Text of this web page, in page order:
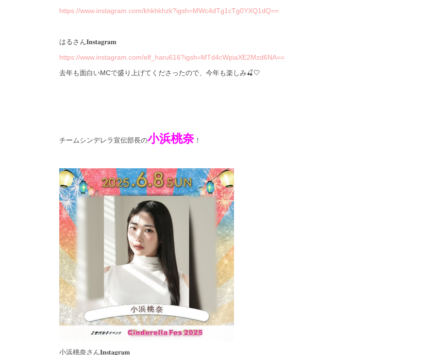
https://www.instagram.com/khkhkhzk?igsh=MWc4dTg1cTg0YXQ1dQ==
はるさん𝐈𝐧𝐬𝐭𝐚𝐠𝐫𝐚𝐦
https://www.instagram.com/elf_haru616?igsh=MTd4cWpiaXE2Mzd6NA==
去年も面白いMCで盛り上げてくださったので、今年も楽しみ🍒🤍
チームシンデレラ宣伝部長の小浜桃奈！
小浜桃奈さん𝐈𝐧𝐬𝐭𝐚𝐠𝐫𝐚𝐦